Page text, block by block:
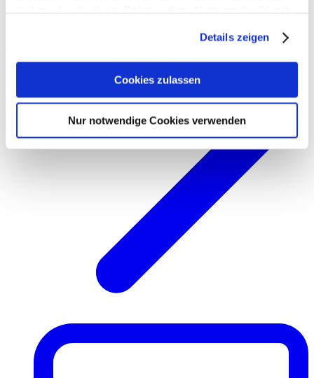
Datenschutzerklärungund unseremImpressum.
Details zeigen
Cookies zulassen
Nur notwendige Cookies verwenden